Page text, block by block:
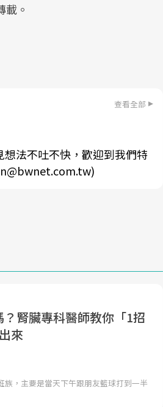
。
查看全部
法不吐不快，歡迎到我們特
？腎臟專科醫師教你「1招
來
，主要是當天下午跟朋友籃球打到一半